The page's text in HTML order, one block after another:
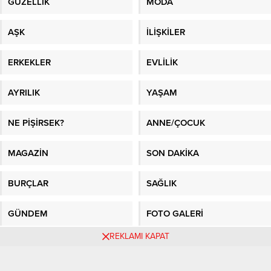
AŞK İLİŞKİLER
ERKEKLER EVLİLİK
AYRILIK YAŞAM
NE PİŞİRSEK? ANNE/ÇOCUK
MAGAZİN SON DAKİKA
BURÇLAR SAĞLIK
GÜNDEM FOTO GALERİ
REKLAMI KAPAT